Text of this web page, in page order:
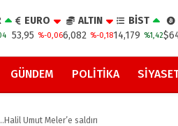
EURO
53,95 %-0,06
ALTIN
6,082 %-0,18
BİST
14,179 %1,42
GÜNDEM POLITIKA
Umut Meler’e saldırı